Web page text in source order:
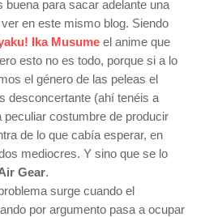
para sacar adelante una
en este mismo blog. Siendo
Ika Musume el anime que
esto no es todo, porque si a lo
el género de las peleas el
desconcertante (ahí tenéis a
peculiar costumbre de producir
de lo que cabía esperar, en
mediocres. Y sino que se lo
Gear.
surge cuando el
por argumento pasa a ocupar